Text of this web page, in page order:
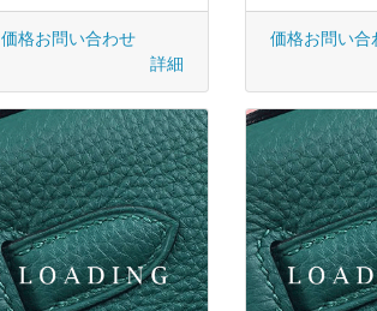
価格お問い合わせ
詳細
価格お問い合